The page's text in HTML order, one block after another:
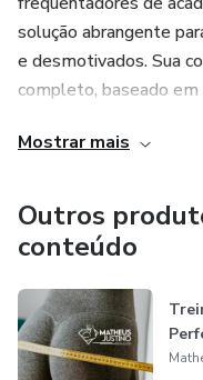
solução abrangente
e desmotivados. Sua
completo, baseado em
duradoura.
Através de um método
Matheus capacita
resultados, superarem
corpo saudável e
individualizada é o que
mercado.
Mostrar mais
Outros
conteúdo